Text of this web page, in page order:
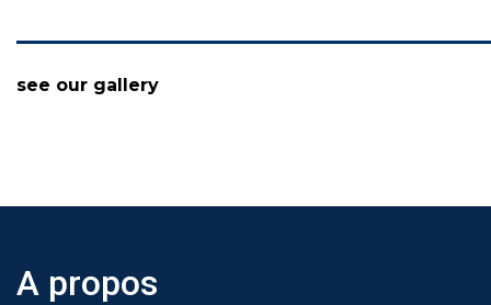
see our gallery
A propos